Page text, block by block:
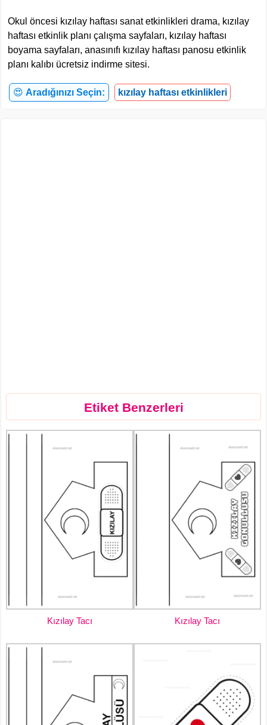
Okul öncesi kızılay haftası sanat etkinlikleri drama, kızılay
haftası etkinlik planı çalışma sayfaları, kızılay haftası
boyama sayfaları, anasınıfı kızılay haftası panosu etkinlik
planı kalıbı ücretsiz indirme sitesi.
😍 Aradığınızı Seçin: kızılay haftası etkinlikleri
Etiket Benzerleri
Kızılay Tacı Kızılay Tacı